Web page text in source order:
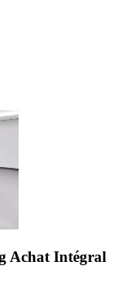
Achat Intégral